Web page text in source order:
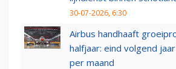
30-07-2026, 6:30
Airbus handhaaft
halfjaar: eind volgend
per maand